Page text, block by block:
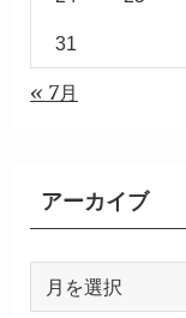
31
« 7月
アーカイブ
ー